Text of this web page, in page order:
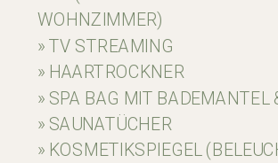
WOHNZIMMER)
» TV STREAMING
» HAARTROCKNER
» SPA BAG MIT BADEMANTEL
» SAUNATÜCHER
» KOSMETIKSPIEGEL